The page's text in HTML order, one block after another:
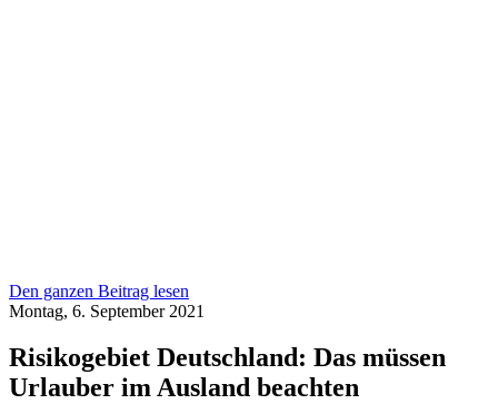
Den ganzen Beitrag lesen
Montag, 6. September 2021
Risikogebiet Deutschland: Das müssen
Urlauber im Ausland beachten